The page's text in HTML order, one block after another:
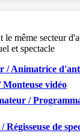
le même secteur
et spectacle
/ Animatrice
vidéo
/
Régisseuse de